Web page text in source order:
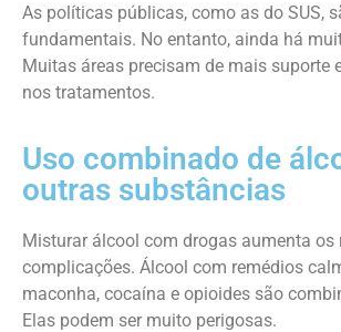
As políticas públicas, como as do SUS,
fundamentais. No entanto, ainda há
Muitas áreas precisam de mais suporte
nos tratamentos.
Uso combinado de
outras substâncias
Misturar álcool com drogas aumenta os
complicações. Álcool com remédios
maconha, cocaína e opioides são
Elas podem ser muito perigosas.